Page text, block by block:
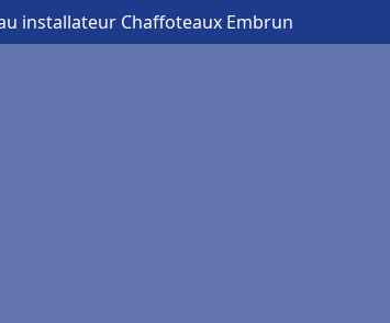
installateur Chaffoteaux Embrun